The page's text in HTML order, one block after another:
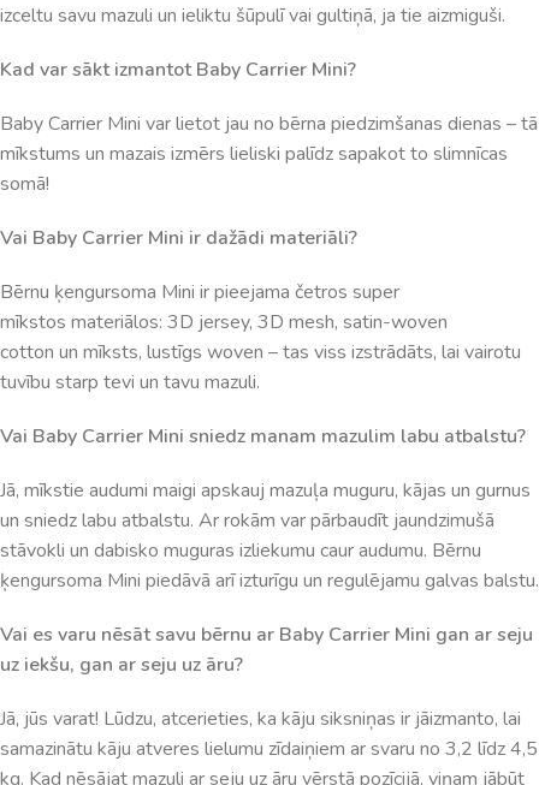
izceltu savu mazuli un ieliktu šūpulīvai gultiņā, ja tie aizmiguši.
Kad varsākt izmantot Baby Carrier Mini?
BabyCarrier Mini varlietot jau no bērna piedzimšanas dienas –tā
mīkstums un mazais izmērs lieliski palīdzsapakotto slimnīcas
somā!
Vai Baby Carrier Mini ir dažādi materiāli?
Bērnu ķengursoma Mini irpieejama četros super
mīkstos materiālos: 3D jersey, 3D mesh, satin-woven
cotton un mīksts, lustīgs woven –tas viss izstrādāts, lai vairotu
tuvību starp tevi un tavu mazuli.
Vai Baby Carrier Mini sniedz manam mazulim labu atbalstu?
Jā, mīkstie audumi maigi apskauj mazuļa muguru, kājas un gurnus
un sniedzlabu atbalstu. Arrokām varpārbaudīt jaundzimušā
stāvokli un dabisko muguras izliekumu cauraudumu. Bērnu
ķengursoma Mini piedāvā arīizturīgu un regulējamu galvas balstu.
Vai es varu nēsāt savu bērnu ar Baby Carrier Mini gan ar seju
uz iekšu, gan ar seju uz āru?
Jā, jūs varat! Lūdzu, atcerieties, ka kāju siksniņas ir jāizmanto, lai
samazinātu kāju atveres lielumu zīdaiņiem ar svaru no 3,2 līdz 4,5
kg. Kad nēsājat mazuli ar seju uz āru vērstā pozīcijā, viņam jābūt